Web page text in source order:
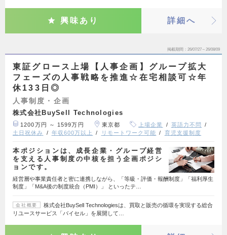
興味あり 詳細へ
掲載期間 26/07/27～26/08/09
東証グロース上場【人事企画】グループ拡大
フェーズの人事戦略を推進☆在宅相談可☆年
休133日◎
人事制度・企画
株式会社BuySell Technologies
1200万円 ～ 1599万円 東京都 上場企業
英語力不問
土日祝休み
年収600万以上 リモートワーク可能 育児支援制度
本ポジションは、成長企業・グループ経営
を支える人事制度の中核を担う企画ポジシ
ョンです。
経営層や事業責任者と密に連携しながら、「等級・評価・報酬制度」「福利厚生
制度」「M&A後の制度統合（PMI）」 といったテ…
会社概要
株式会社BuySell Technologiesは、買取と販売の循環を実現する総合
リユースサービス「バイセル」を展開して…